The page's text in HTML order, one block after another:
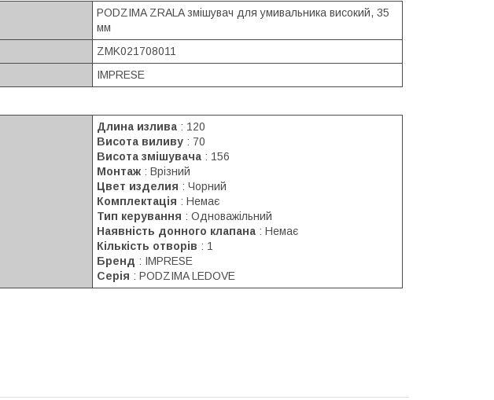
PODZIMA ZRALA змішувач для умивальника високий, 35
мм
ZMK021708011
IMPRESE
Длина излива : 120
Висота виливу : 70
Висота змішувача : 156
Монтаж : Врізний
Цвет изделия : Чорний
Комплектація : Немає
Тип керування : Одноважільний
Наявність донного клапана : Немає
Кількість отворів : 1
Бренд : IMPRESE
Серія : PODZIMA LEDOVE